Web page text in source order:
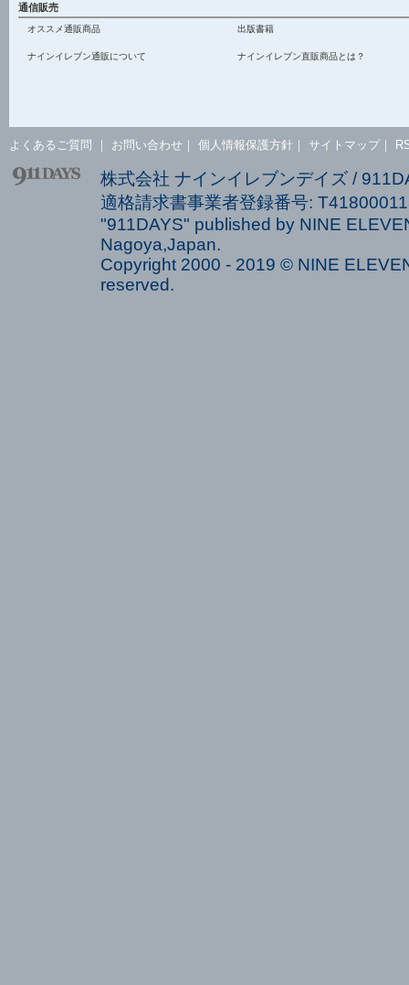
通信販売
オススメ通販商品 出版書籍
ナインイレブン通販について ナインイレブン直販商品とは？
よくあるご質問 ｜ お問い合わせ ｜ 個人情報保護方針 ｜ サイトマップ｜
株式会社 ナインイレブンデイズ /
適格請求書事業者登録番号:
"911DAYS" published by NINE
Nagoya,Japan.
Copyright 2000 - 2019 © NINE
reserved.